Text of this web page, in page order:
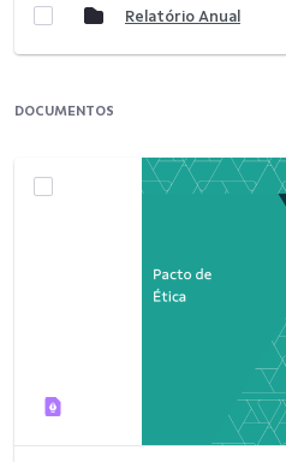
Relatório Anual
DOCUMENTOS